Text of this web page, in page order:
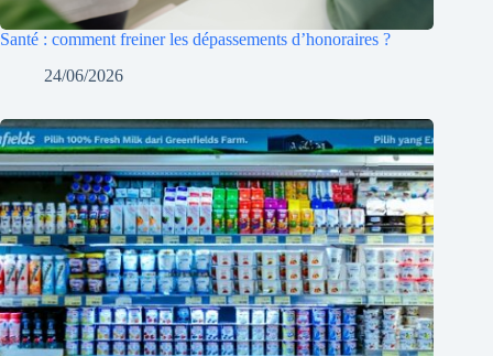
Santé : comment freiner les dépassements d’honoraires ?
24/06/2026